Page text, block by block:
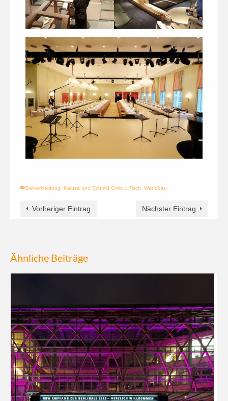
Barverkleidung Kaluza und Schmid GmbH Tisch Wandbau
Vorheriger Eintrag Nächster Eintrag
Ähnliche Beiträge